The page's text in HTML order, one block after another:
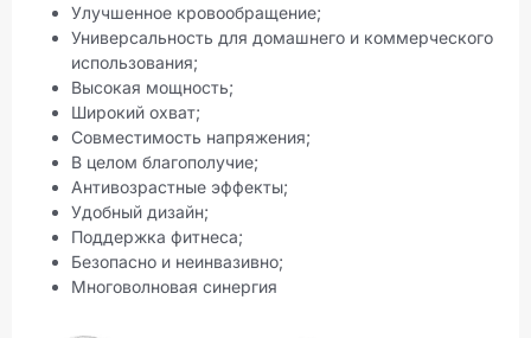
Улучшенное кровообращение;
Универсальность для домашнего и коммерческого
использования;
Высокая мощность;
Широкий охват;
Совместимость напряжения;
В целом благополучие;
Антивозрастные эффекты;
Удобный дизайн;
Поддержка фитнеса;
Безопасно и неинвазивно;
Многоволновая синергия